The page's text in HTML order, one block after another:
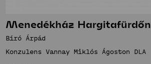
Menedékház Hargitafürdőn
Bíró Árpád
Konzulens Vannay Miklós Ágoston DLA